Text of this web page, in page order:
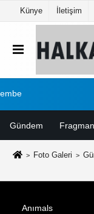
Künye İletişim
Gündem Fragman
Foto Galeri
Anımals